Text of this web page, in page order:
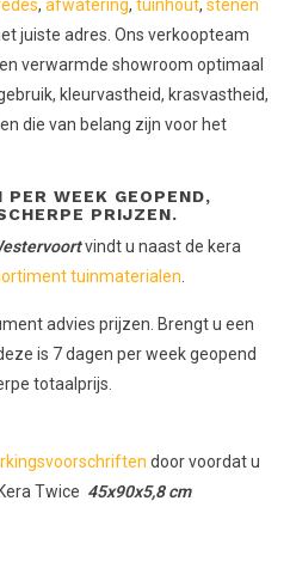
, afwatering, tuinhout, stenen
juiste adres. Ons verkoopteam
verwarmde showroom optimaal
kleurvastheid, krasvastheid,
die van belang zijn voor het
WEEK GEOPEND,
PRIJZEN.
vindt u naast de kera
tuinmaterialen.
advies prijzen. Brengt u een
is 7 dagen per week geopend
totaalprijs.
door voordat u
Twice 45x90x5,8 cm